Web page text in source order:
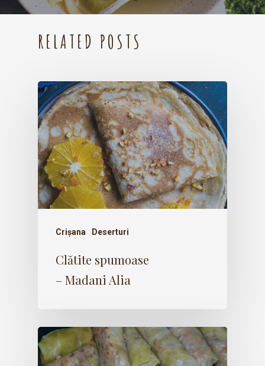
RELATED POSTS
Crișana Deserturi
Clătite spumoase
– Madani Alia